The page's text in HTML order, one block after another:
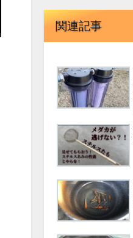
関連記事